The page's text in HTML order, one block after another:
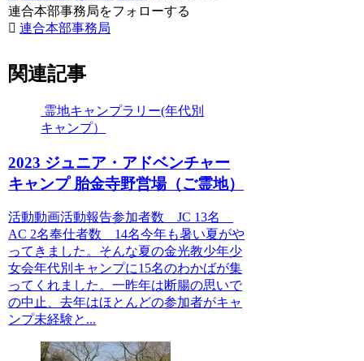
連合本部事務局をフォローする
連合本部事務局
関連記事
霊地キャンプラリー(年代別
キャンプ）
2023 ジュニア・アドベンチャー
キャンプ 胎金寺野営場（ご霊地）
活動動画活動報告参加者数 JC 13名
AC 2名奉仕者数 14名今年も暑い夏がや
ってきました。そんな夏の金光教少年少
女会年代別キャンプに15名のわかばが集
ってくれました。一昨年は断腸の思いで
の中止、去年はほとんどの参加者がキャ
ンプ未経験と...